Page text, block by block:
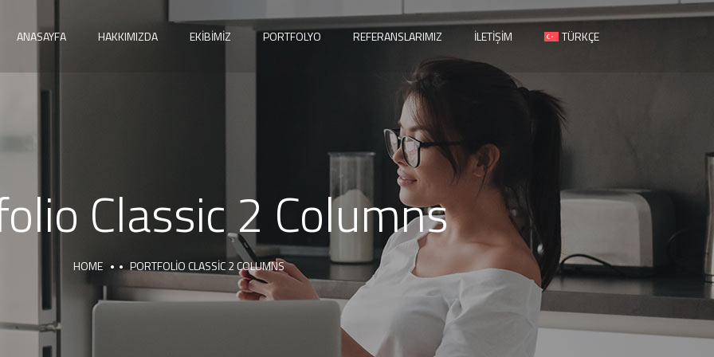
ANASAYFA HAKKIMIZDA EKIBIMIZ PORTFOLYO REFERANSLARIMIZ İLETIŞIM TÜRKÇE
Classic 2 Columns
HOME PORTFOLIO CLASSIC 2 COLUMNS